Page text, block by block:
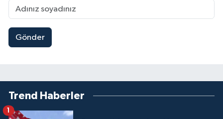
Gönder
Trend Haberler
1